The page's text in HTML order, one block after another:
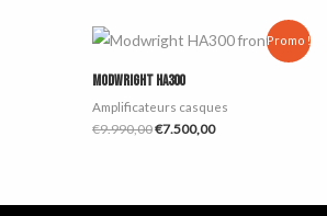
Promo !
Modwright HA300
Amplificateurs casques
€9.990,00
Le
prix
était :
€9.990,00.
€7.500,00
Le
prix
€7.500,00.